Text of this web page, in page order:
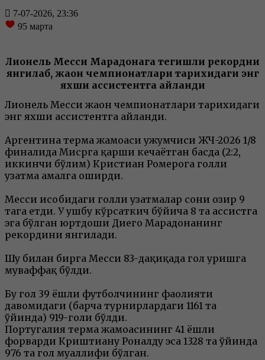
7-07-2026, 23:36
95 марта
Лионель Месси Марадонага тегишли рекордни
янгилаб, жаҳон чемпионатлари тарихидаги энг
яхши ассистентга айланди
Лионель Месси жаҳон чемпионатлари тарихидаги
энг яхши ассистентга айланди.
Аргентина терма жамоаси ҳужумчиси ЖЧ-2026 1/8
финалида Мисрга қарши кечаётган баҳсда (2:2,
иккинчи бўлим) Кристиан Ромерога голли
узатма амалга оширди.
Месси ҳисобидаги голли узатмалар сони ҳозир 9
тага етди. У ушбу кўрсаткич бўйича 8 та ассистга
эга бўлган юртдоши Диего Марадонанинг
рекордини янгилади.
Шу билан бирга Месси 83-дақиқада гол уришга
муваффақ бўлди.
Бу гол 39 ёшли футболчининг фаолияти
давомидаги (барча турнирлардаги 1161 та
ўйинда) 919-голи бўлди.
Португалия терма жамоасининг 41 ёшли
форварди Криштиану Роналду эса 1328 та ўйинда
976 та гол муаллифи бўлган.